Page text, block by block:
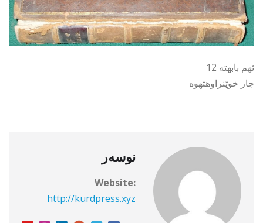
ئهم بابهته 12
جار خوێنراوهتهوه
نوسەر
Website:
http://kurdpress.xyz